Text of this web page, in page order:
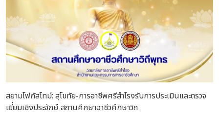
สยามโฟกัสไทม์: สุโขทัย-การอาชีพศรีสำโรงรับการประเมินและตรวจ
เยี่ยมเชิงประจักษ์ สถานศึกษาอาชีวศึกษาวิถ